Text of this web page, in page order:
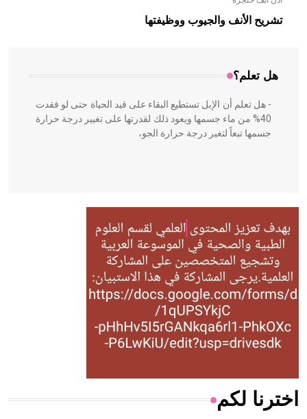
تشريح الأنف والجيوب ووظيفتها
هل تعلم؟
بالعمارة الإسلامية في بلاد الشام ومصر خاصة، حيث يحرص
المعمار على بناء مداميكه وخاصة في الواجهات
- هل تعلم أن الإبل تستطيع البقاء على قيد الحياة حتى لو فقدت
40% من ماء جسمها ويعود ذلك لقدرتها على تغيير درجة حرارة
جسمها تبعاً لتغير درجة حرارة الجو،
- هل تعلم أن أبقراط كتب في الطب أربعة مؤلفات هي:
الحكم، الأدلة، تنظيم التغذية، ورسالته في جروح الرأس. ويعود
له الفضل بأنه حرر الطب من الدين والفلسفة.
- هل تعلم أن المرجان إفراز حيواني يتكون في البحر ويتركب
من مادة كربونات الكلسيوم، وهو أحمر أو شديد الحمرة وهو
أجود أنواعه، ويمتاز بكبر الحجم ويسمى الش
هل تعلم أن الأبسيد كلمة فرنسية اللفظ تم اعتمادها مصطلحاً
اخترنا لكم